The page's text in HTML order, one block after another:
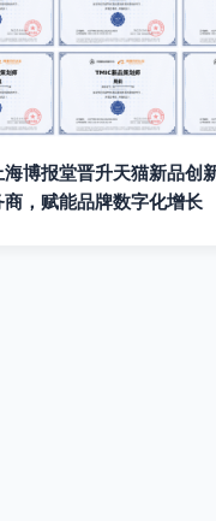
海博报堂晋升天猫新品创
商，赋能品牌数字化增长